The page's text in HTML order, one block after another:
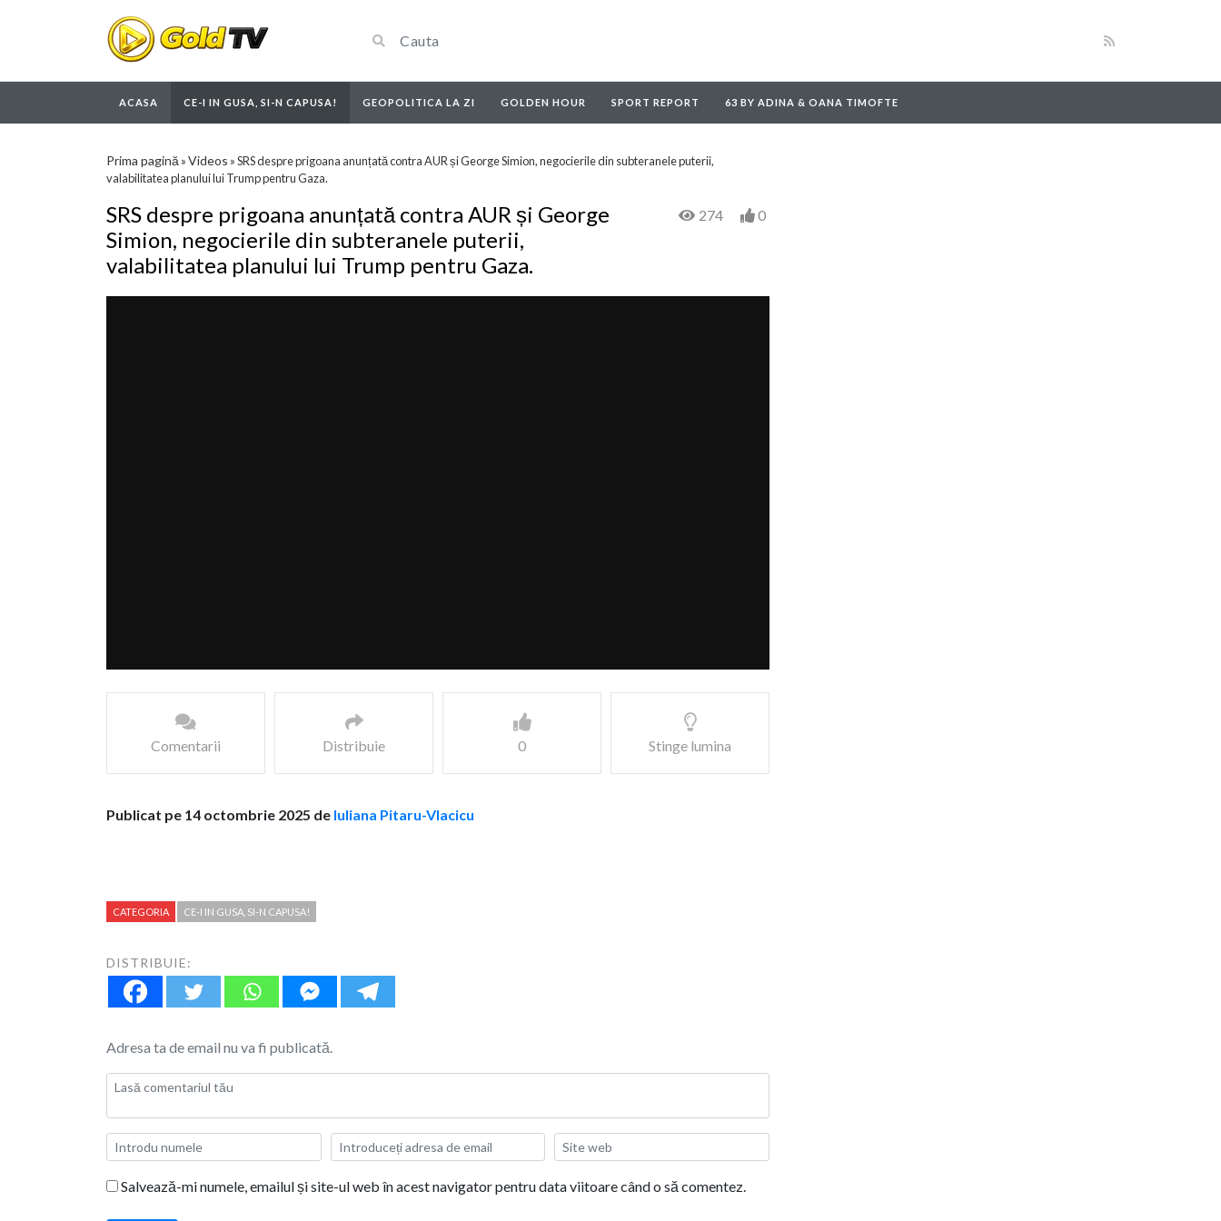
ACASA CE-I IN GUSA, SI-N CAPUSA! GEOPOLITICA LA ZI GOLDEN HOUR SPORT REPORT 63 BY ADINA & OANA TIMOFTE
Prima pagină »Videos »SRS despre prigoana anunțată contra AUR și George Simion, negocierile din subteranele puterii,
valabilitatea planului lui Trump pentru Gaza.
SRS despre prigoana anunțată contra AUR și George
Simion, negocierile din subteranele puterii,
valabilitatea planului lui Trump pentru Gaza.
274 0
Comentarii Distribuie 0 Stinge lumina
Publicat pe 14 octombrie 2025 de Iuliana Pitaru-Vlacicu
CATEGORIA CE-I IN GUSA, SI-N CAPUSA!
DISTRIBUIE:
Adresa ta de email nu va fi publicată.
Salvează-mi numele, emailul și site-ul web în acest navigator pentru data viitoare când o să comentez.